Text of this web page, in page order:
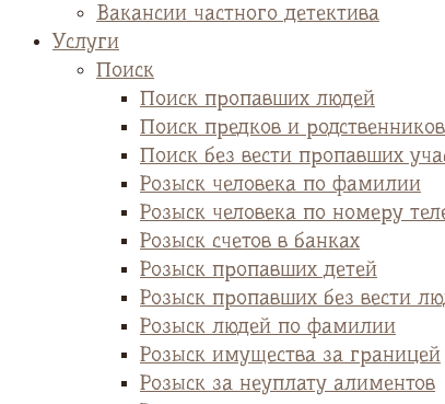
Вакансии частного детектива
Услуги
Поиск
Поиск пропавших людей
Поиск предков и родственников
Поиск без вести пропавших
Розыск человека по фамилии
Розыск человека по номеру
Розыск счетов в банках
Розыск пропавших детей
Розыск пропавших без вести
Розыск людей по фамилии
Розыск имущества за границей
Розыск за неуплату алиментов